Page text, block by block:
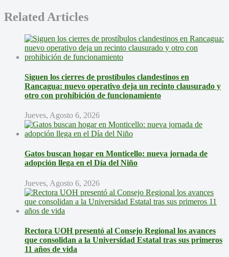
Related Articles
Siguen los cierres de prostíbulos clandestinos en
Rancagua: nuevo operativo deja un recinto clausurado y
otro con prohibición de funcionamiento
Jueves, Agosto 6, 2026
Gatos buscan hogar en Monticello: nueva jornada de
adopción llega en el Día del Niño
Jueves, Agosto 6, 2026
Rectora UOH presentó al Consejo Regional los avances
que consolidan a la Universidad Estatal tras sus primeros
11 años de vida